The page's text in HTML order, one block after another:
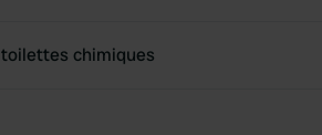
chimiques